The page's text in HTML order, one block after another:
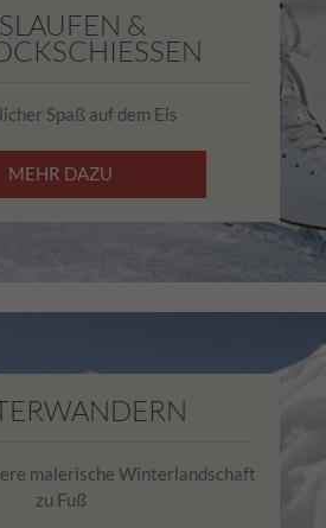
&
Spaß auf dem Eis
MEHR DAZU
malerische Winterlandschaft
zu Fuß